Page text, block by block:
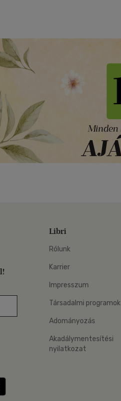
meg: Google Play
Libri
Rólunk
Karrier
Impresszum
Társadalmi programok
Adományozás
Akadálymentesítési
nyilatkozat